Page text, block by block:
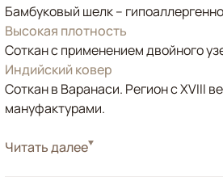
Бамбуковый шелк –
Высокая плотность
Соткан с применением двойного
Индийский ковер
Соткан в Варанаси. Регион с XVIII
мануфактурами.
СтильСовременные
Читать далее